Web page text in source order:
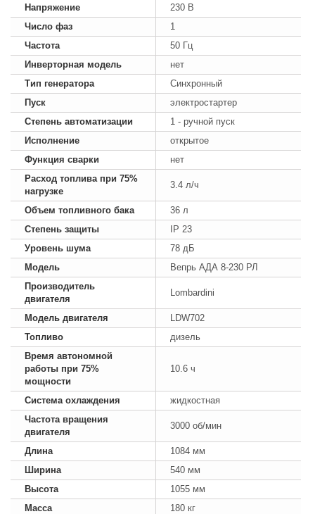
Напряжение
230 В
Число фаз
1
Частота
50 Гц
Инверторная модель
нет
Тип генератора
Синхронный
Пуск
электростартер
Степень автоматизации
1 - ручной пуск
Исполнение
открытое
Функция сварки
нет
Расход топлива при 75%
нагрузке
3.4 л/ч
Объем топливного бака
36 л
Степень защиты
IP 23
Уровень шума
78 дБ
Модель
Вепрь АДА 8-230 РЛ
Производитель
двигателя
Lombardini
Модель двигателя
LDW702
Топливо
дизель
Время автономной
работы при 75%
мощности
10.6 ч
Система охлаждения
жидкостная
Частота вращения
двигателя
3000 об/мин
Длина
1084 мм
Ширина
540 мм
Высота
1055 мм
Масса
180 кг